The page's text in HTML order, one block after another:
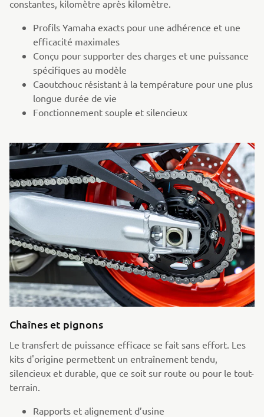
constantes, kilomètre après kilomètre.
Profils Yamaha exacts pour une adhérence et une
efficacité maximales
Conçu pour supporter des charges et une puissance
spécifiques au modèle
Caoutchouc résistant à la température pour une plus
longue durée de vie
Fonctionnement souple et silencieux
Chaînes et pignons
Le transfert de puissance efficace se fait sans effort. Les
kits d'origine permettent un entraînement tendu,
silencieux et durable, que ce soit sur route ou pour le tout-
terrain.
Rapports et alignement d’usine